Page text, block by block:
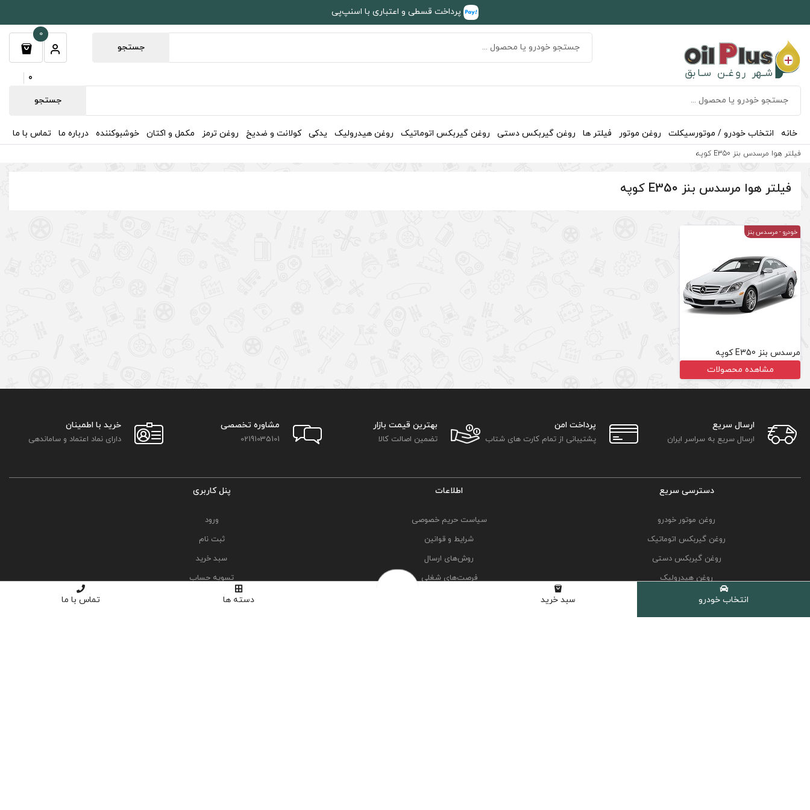
انتخاب خودرو سبد خرید دسته ها تماس با ما
پرداخت قسطی و اعتباری با اسنپ‌پی
جستجو
0
0
جستجو
خانه انتخاب خودرو / موتورسیکلت روغن موتور فیلتر ها روغن گیربکس دستی روغن گیربکس اتوماتیک روغن هیدرولیک یدکی کولانت و ضدیخ روغن ترمز مکمل و اکتان خوشبوکننده درباره ما تماس با ما
فیلتر هوا مرسدس بنز E350 کوپه
فیلتر هوا مرسدس بنز E350 کوپه
خودرو - مرسدس بنز
مرسدس بنز E350 کوپه
مشاهده محصولات
ارسال سریع
ارسال سریع به سراسر ایران
پرداخت امن
پشتیبانی از تمام کارت های شتاب
بهترین قیمت بازار
تضمین اصالت کالا
مشاوره تخصصی
02191035101
خرید با اطمینان
دارای نماد اعتماد و ساماندهی
دسترسی سریع
روغن موتور خودرو
روغن گیربکس اتوماتیک
روغن گیربکس دستی
روغن هیدرولیک
کولانت، ضدیخ و ضدجوش
مکمل و اکتان
اطلاعات
سیاست حریم خصوصی
شرایط و قوانین
روش‌های ارسال
فرصت‌های شغلی
پنل کاربری
ورود
ثبت نام
سبد خرید
تسویه حساب